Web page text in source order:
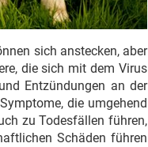
sich anstecken, aber
die sich mit dem Virus
Entzündungen an der
die umgehend
zu Todesfällen führen,
Schäden führen